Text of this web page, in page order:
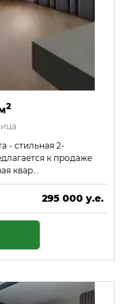
2
- стильная 2-
к продаже
квар…
295 000 у.е.
12 685 000 ₴